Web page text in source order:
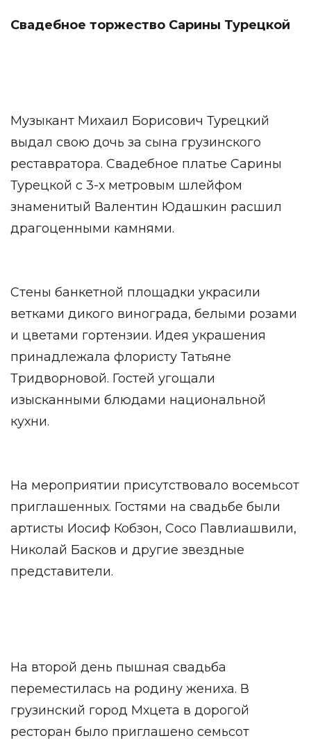
Свадебное торжество Сарины Турецкой
Музыкант Михаил Борисович Турецкий
выдал свою дочь за сына грузинского
реставратора. Свадебное платье Сарины
Турецкой с 3-х метровым шлейфом
знаменитый Валентин Юдашкин расшил
драгоценными камнями.
Стены банкетной площадки украсили
ветками дикого винограда, белыми розами
и цветами гортензии. Идея украшения
принадлежала флористу Татьяне
Тридворновой. Гостей угощали
изысканными блюдами национальной
кухни.
На мероприятии присутствовало восемьсот
приглашенных. Гостями на свадьбе были
артисты Иосиф Кобзон, Сосо Павлиашвили,
Николай Басков и другие звездные
представители.
На второй день пышная свадьба
переместилась на родину жениха. В
грузинский город Мхцета в дорогой
ресторан было приглашено семьсот